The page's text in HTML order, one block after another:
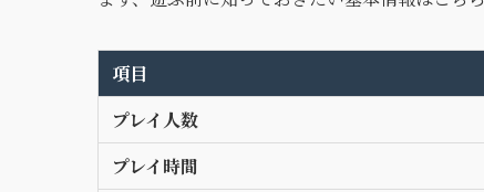
項目
プレイ人数
プレイ時間